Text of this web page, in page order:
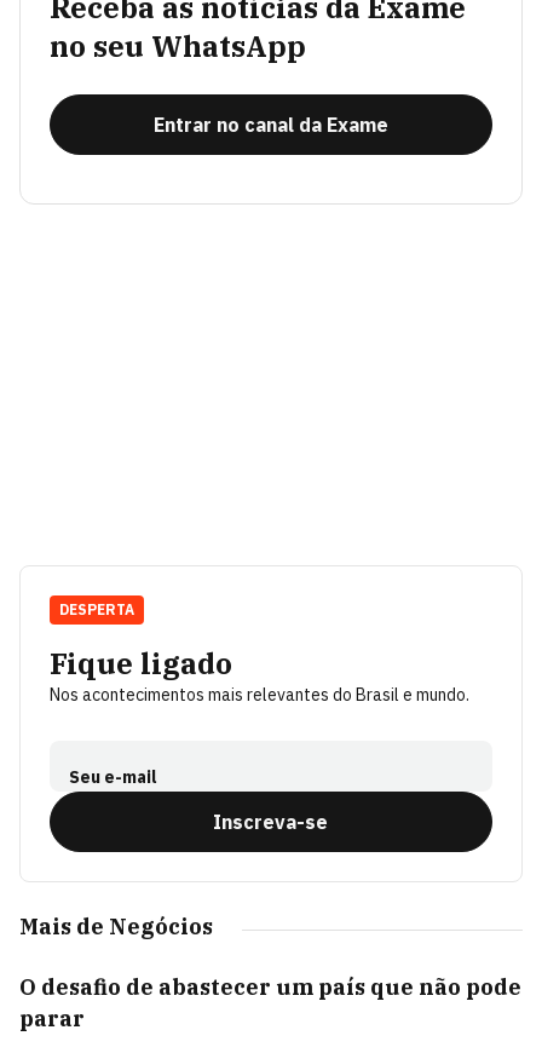
no seu WhatsApp
Entrar no canal da Exame
Fique ligado
Nos acontecimentos mais relevantes do Brasil e mundo.
Seu e-mail
Inscreva-se
DESPERTA
Mais de Negócios
O desafio de abastecer um país que não pode
parar